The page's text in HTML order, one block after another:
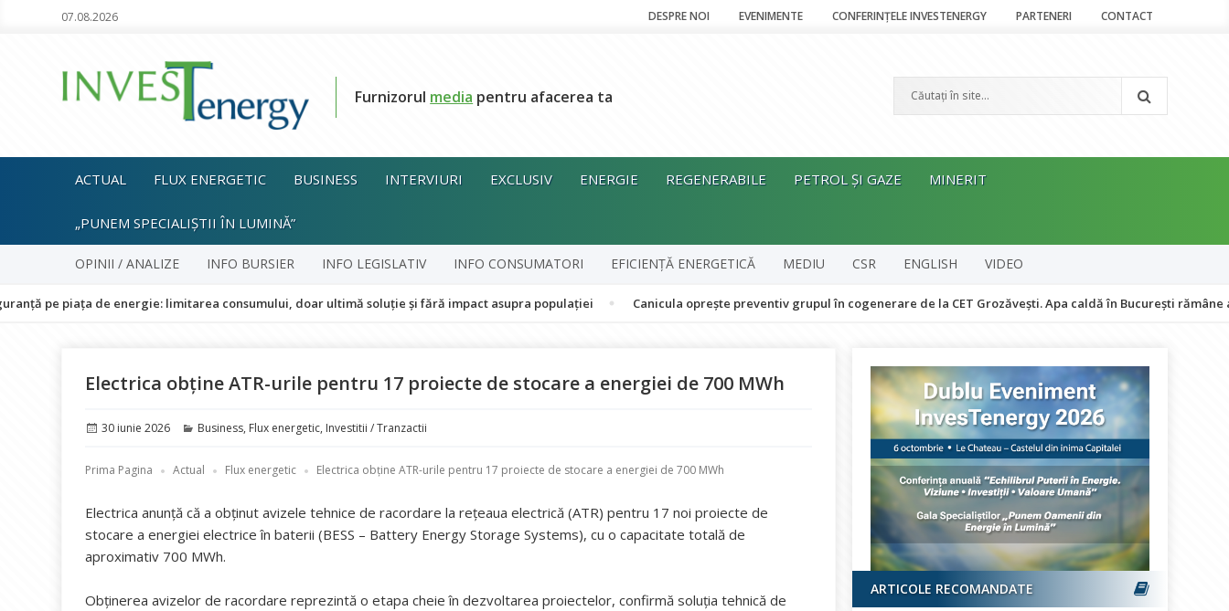
07.08.2026 DESPRE NOI EVENIMENTE CONFERINȚELE INVESTENERGY PARTENERI CONTACT
Furnizorul media pentru afacerea ta
ACTUAL FLUX ENERGETIC BUSINESS INTERVIURI EXCLUSIV ENERGIE REGENERABILE PETROL ȘI GAZE MINERIT
„PUNEM SPECIALIȘTII ÎN LUMINĂ”
OPINII / ANALIZE INFO BURSIER INFO LEGISLATIV INFO CONSUMATORI EFICIENȚĂ ENERGETICĂ MEDIU CSR ENGLISH VIDEO
de energie: limitarea consumului, doar ultimă soluție și fără impact asupra populației Canicula oprește preventiv grupul în cogenerare de la CET Grozăvești. Apa caldă în București rămâne asigurată
Electrica obține ATR-urile pentru 17 proiecte de stocare a energiei de 700 MWh
Publicat
30 iunie 2026 Categorii
Business, Flux energetic, Investitii / Tranzactii
Prima Pagina Actual Flux energetic Electrica obține ATR-urile pentru 17 proiecte de stocare a energiei de 700 MWh
Electrica anunță că a obținut avizele tehnice de racordare la rețeaua electrică (ATR) pentru 17 noi proiecte de
stocare a energiei electrice în baterii (BESS – Battery Energy Storage Systems), cu o capacitate totală de
aproximativ 700 MWh.
Obținerea avizelor de racordare reprezintă o etapa cheie în dezvoltarea proiectelor, confirmă soluția tehnică de
ARTICOLE RECOMANDATE